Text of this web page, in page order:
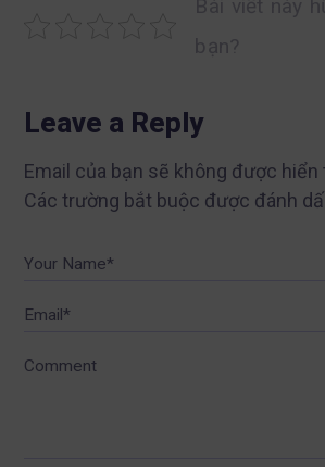
Leave a Reply
Email của bạn sẽ không được hiển
Các trường bắt buộc được đánh
Your Name*
Email*
Comment